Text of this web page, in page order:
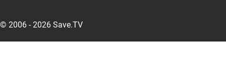
© 2006 - 2026 Save.TV